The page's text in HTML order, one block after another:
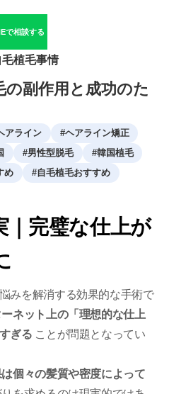
で相談する
植毛事情
の副作用と成功のた
アライン #ヘアライン矯正
#男性型脱毛 #韓国植毛
め #自毛植毛おすすめ
｜完璧な仕上が
みを解消する効果的な手術で
ネット上の「理想的な仕上
ぎる ことが問題となってい
個々の髪質や密度によって